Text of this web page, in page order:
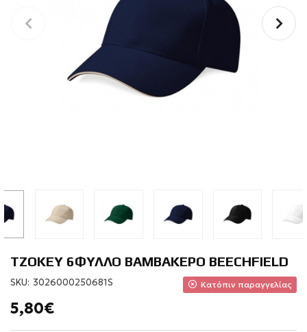
ΤΖΟΚΕΥ 6ΦΥΛΛΟ ΒΑΜΒΑΚΕΡΟ BEECHFIELD
SKU: 3026000250681S Κατόπιν παραγγελίας
5,80€